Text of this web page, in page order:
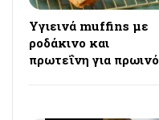
Υγιεινά muffins με
ροδάκινο και
πρωτεΐνη για πρωινό